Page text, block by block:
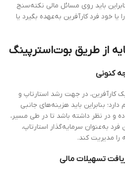
باید روی مسائل مالی نکته‌سنج
خود فرد کارآفرین به‌عهده بگیرد یا
از طریق بوت‌استرپینگ
کارآفرین، در جهت رشد استارتاپ و
بنابراین باید هزینه‌های جانبی
و در نظر داشته باشد تا در طی مسیر،
به‌عنوان سرمایه‌گذار استارتاپ،
را مدیریت کند.